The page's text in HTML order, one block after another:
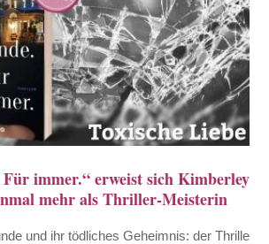
immer.“ erweist sich Kimberley
mehr als Thriller-Meisterin
und ihr tödliches Geheimnis: der Thriller